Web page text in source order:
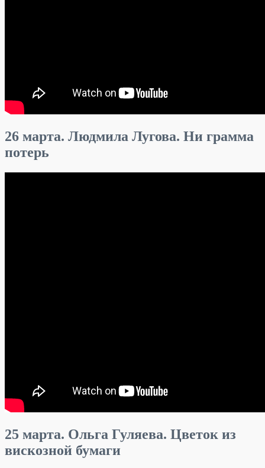
26 марта. Людмила Лугова. Ни грамма
потерь
25 марта. Ольга Гуляева. Цветок из
вискозной бумаги